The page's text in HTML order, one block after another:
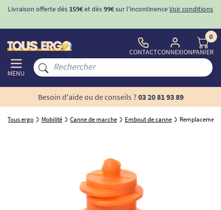
Livraison offerte dès 159€et dès99€sur l'incontinenceVoir conditions
MENU
CONTACTCONNEXION
0
PANIER
Besoin d'aide ou de conseils ? 03 20 81 93 89
Tous ergo Mobilité Canne de marche Embout de canne